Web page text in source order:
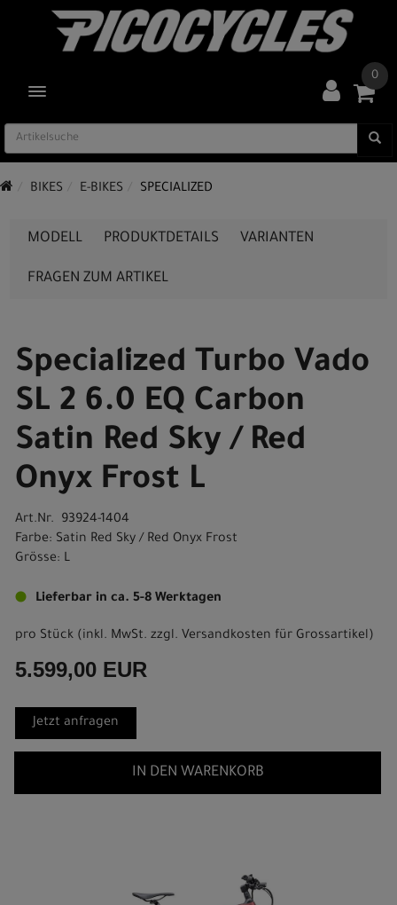
TOGGLE NAVIGATION
0
BIKES E-BIKES SPECIALIZED
MODELL PRODUKTDETAILS VARIANTEN
FRAGEN ZUM ARTIKEL
Specialized Turbo Vado
SL 2 6.0 EQ Carbon
Satin Red Sky / Red
Onyx Frost L
Art.Nr. 93924-1404
Farbe: Satin Red Sky / Red Onyx Frost
Grösse: L
Lieferbar in ca. 5-8 Werktagen
pro Stück (inkl. MwSt. zzgl. Versandkosten für Grossartikel)
5.599,00 EUR
Jetzt anfragen
IN DEN WARENKORB